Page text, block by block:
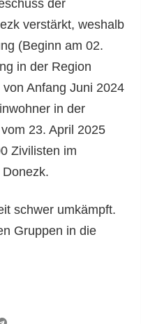
der
verstärkt, weshalb
(Beginn am 02.
in der Region
Anfang Juni 2024
in der
23. April 2025
Zivilisten im
schwer umkämpft.
Gruppen in die